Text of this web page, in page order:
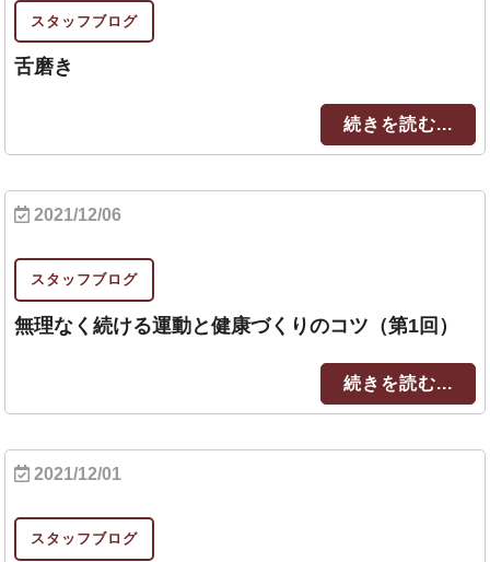
スタッフブログ
舌磨き
続きを読む...
2021/12/06
スタッフブログ
無理なく続ける運動と健康づくりのコツ（第1回）
続きを読む...
2021/12/01
スタッフブログ